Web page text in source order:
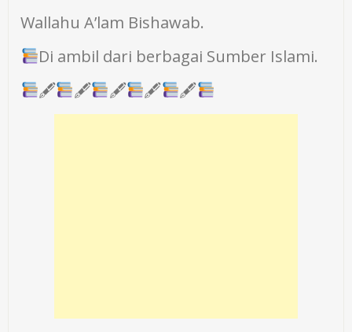
Wallahu A’lam Bishawab.
Di ambil dari berbagai Sumber Islami.
🖋
🖋 🖋 🖋 🖋